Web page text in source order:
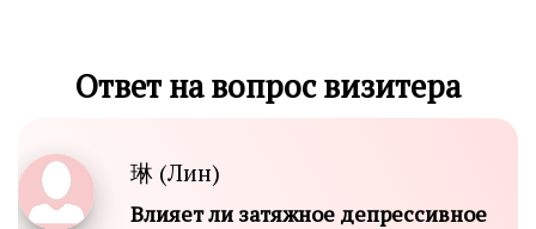
Ответ на вопрос визитера
琳 (Лин)
Влияет ли затяжное депрессивное